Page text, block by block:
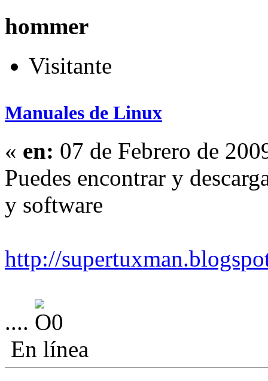
hommer
Visitante
Manuales de Linux
« en: 07 de Febrero de
Puedes encontrar y
y software
http://
....
En línea